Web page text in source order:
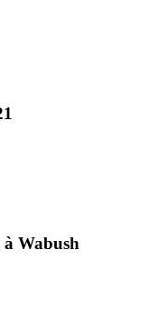
Wabush